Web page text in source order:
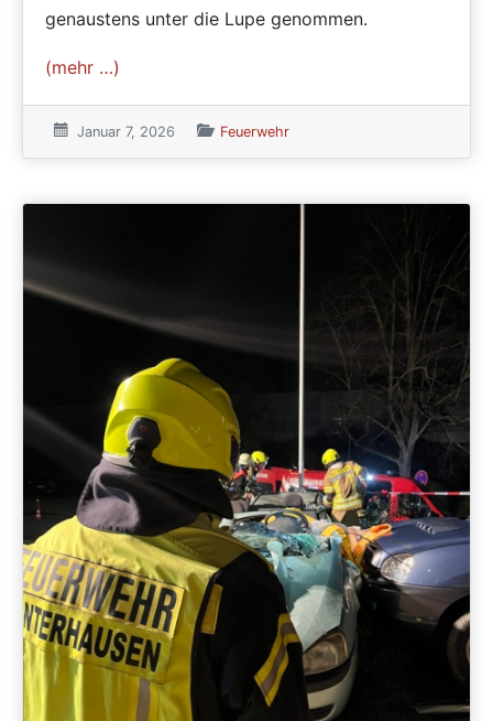
genaustens unter die Lupe genommen.
(mehr …)
Veröffentlicht am:
Januar 7, 2026 Veröffentlicht in den Kategorien
Feuerwehr